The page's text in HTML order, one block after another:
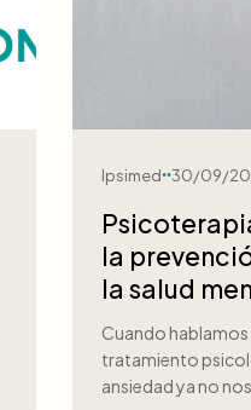
Ipsimed 30/09/
la
la salud
Cuando hablamos
tratamiento
ansiedad ya no nos